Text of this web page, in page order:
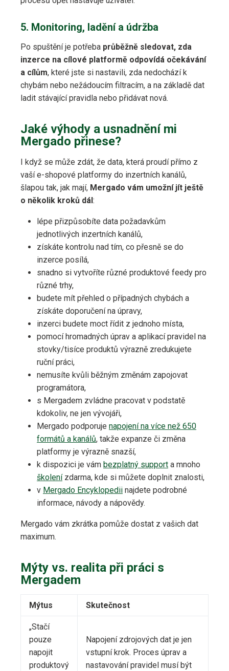
5. Monitoring, ladění a údržba
Po spuštění je potřeba průběžně sledovat, zda
inzerce na cílové platformě odpovídá očekávání
a cílům, které jste si nastavili, zda nedochází k
chybám nebo nežádoucím filtracím, a na základě dat
ladit stávající pravidla nebo přidávat nová.
Jaké výhody a usnadnění mi
Mergado přinese?
I když se může zdát, že data, která proudí přímo z
vaší e-shopové platformy do inzertních kanálů,
šlapou tak, jak mají, Mergado vám umožní jít ještě
o několik kroků dál :
lépe přizpůsobíte data požadavkům
jednotlivých inzertních kanálů,
získáte kontrolu nad tím, co přesně se do
inzerce posílá,
snadno si vytvoříte různé produktové feedy pro
různé trhy,
budete mít přehled o případných chybách a
získáte doporučení na úpravy,
inzerci budete moct řídit z jednoho místa,
pomocí hromadných úprav a aplikací pravidel na
stovky/tisíce produktů výrazně zredukujete
ruční práci,
nemusíte kvůli běžným změnám zapojovat
programátora,
s Mergadem zvládne pracovat v podstatě
kdokoliv, ne jen vývojáři,
Mergado podporuje napojení na více než 650
formátů a kanálů, takže expanze či změna
platformy je výrazně snazší,
k dispozici je vám bezplatný support a mnoho
školenízdarma, kde si můžete doplnit znalosti,
v Mergado Encyklopedii najdete podrobné
informace, návody a nápovědy.
Mergado vám zkrátka pomůže dostat z vašich dat
maximum.
Mýty vs. realita při práci s
Mergadem
Mýtus Skutečnost
„Stačí
pouze
napojit
produktový
Napojení zdrojových dat je jen
vstupní krok. Proces úprav a
nastavování pravidel musí být